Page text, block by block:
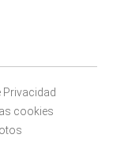
Privacidad
cookies